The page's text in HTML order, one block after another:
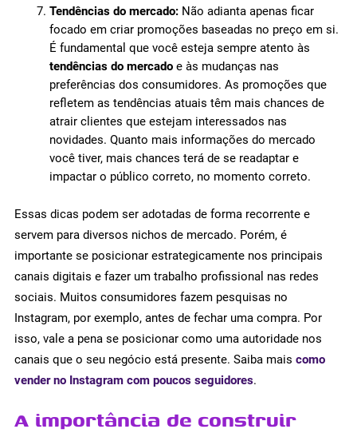
Tendências do mercado: Não adianta apenas ficar
focado em criar promoções baseadas no preço em si.
É fundamental que você esteja sempre atento às
tendências do mercadoe às mudanças nas
preferências dos consumidores. As promoções que
refletem as tendências atuais têm mais chances de
atrair clientes que estejam interessados nas
novidades. Quanto mais informações do mercado
você tiver, mais chances terá de se readaptar e
impactar o público correto, no momento correto.
Essas dicas podem ser adotadas de forma recorrente e
servem para diversos nichos de mercado. Porém, é
importante se posicionar estrategicamente nos principais
canais digitais e fazer um trabalho profissional nas redes
sociais. Muitos consumidores fazem pesquisas no
Instagram, por exemplo, antes de fechar uma compra. Por
isso, vale a pena se posicionar como uma autoridade nos
canais que o seu negócio está presente. Saiba mais como
vender no Instagram com poucos seguidores.
A importância de construir